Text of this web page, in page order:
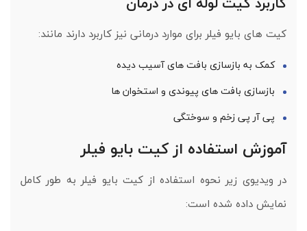
کیت های بایو فیلر برای موارد درمانی نیز کاربرد دارند مانند:
کمک به بازسازی بافت های آسیب دیده
بازسازی بافت های پیوندی و استخوان ها
پی آر پی زخم و سوختگی
آموزش استفاده از کیت بایو فیلر
در ویدیوی زیر نحوه استفاده از کیت بایو فیلر به طور کامل
نمایش داده شده است: